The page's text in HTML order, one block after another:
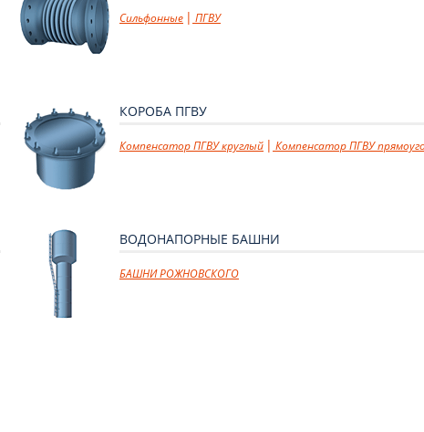
Сильфонные ПГВУ
КОРОБА ПГВУ
Компенсатор ПГВУ круглый Компенсатор ПГВУ
ВОДОНАПОРНЫЕ БАШНИ
БАШНИ РОЖНОВСКОГО